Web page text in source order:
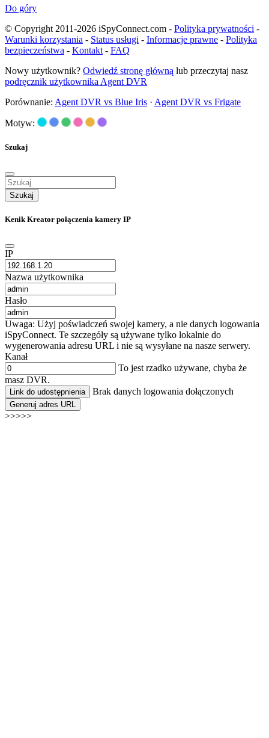
Do góry
© Copyright 2011-2026 iSpyConnect.com - Polityka prywatności -
Warunki korzystania - Status usługi - Informacje prawne - Polityka
bezpieczeństwa - Kontakt - FAQ
Nowy użytkownik? Odwiedź stronę główną lub przeczytaj nasz
podręcznik użytkownika Agent DVR
Porównanie: Agent DVR vs Blue Iris · Agent DVR vs Frigate
Motyw:
Szukaj
Szukaj
Kenik Kreator połączenia kamery IP
IP
Nazwa użytkownika
Hasło
Uwaga: Użyj poświadczeń swojej kamery, a nie danych logowania
iSpyConnect. Te szczegóły są używane tylko lokalnie do
wygenerowania adresu URL i nie są wysyłane na nasze serwery.
Kanał
To jest rzadko używane, chyba że
masz DVR.
Link do udostępnienia Brak danych logowania dołączonych
Generuj adres URL
>>>>>